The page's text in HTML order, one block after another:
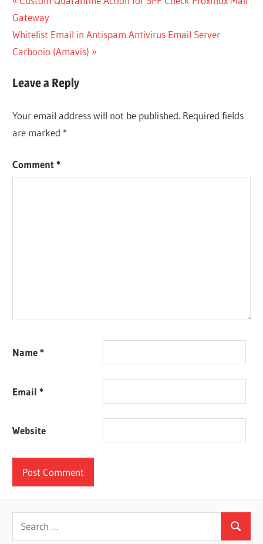
navigation
Post:
Gateway
Next
Post:
Whitelist Email in Antispam Antivirus Email Server
Carbonio (Amavis)
Leave a Reply
Your email address will not be published. Required fields
are marked *
Comment*
Name*
Email*
Website
Search
for:
Search